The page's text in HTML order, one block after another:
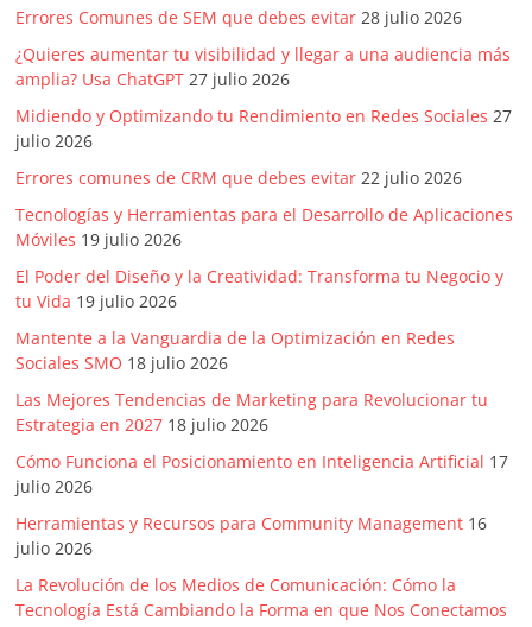
en
Colombia
Revista
iBlue
Marketing
|
Magazine
de
Publicidad,
Mercadeo
y
de
Agencia
Blue
Design
Colombia
y
sus
Errores Comunes de SEM que debes evitar 28 julio 2026
¿Quieres aumentar tu visibilidad y llegar a una audiencia más
amplia? Usa ChatGPT 27 julio 2026
Midiendo y Optimizando tu Rendimiento en Redes Sociales 27
julio 2026
Errores comunes de CRM que debes evitar 22 julio 2026
Tecnologías y Herramientas para el Desarrollo de Aplicaciones
Móviles 19 julio 2026
El Poder del Diseño y la Creatividad: Transforma tu Negocio y
tu Vida 19 julio 2026
Mantente a la Vanguardia de la Optimización en Redes
Sociales SMO 18 julio 2026
Las Mejores Tendencias de Marketing para Revolucionar tu
Estrategia en 2027 18 julio 2026
Cómo Funciona el Posicionamiento en Inteligencia Artificial 17
julio 2026
Herramientas y Recursos para Community Management 16
julio 2026
La Revolución de los Medios de Comunicación: Cómo la
Tecnología Está Cambiando la Forma en que Nos Conectamos